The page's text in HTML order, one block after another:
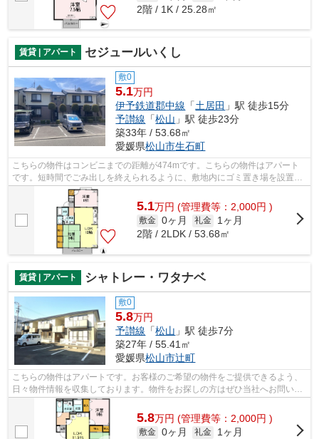
2階 / 1K / 25.28㎡
賃貸 | アパート セジュールいくし
敷0
5.1万円
伊予鉄道郡中線 「土居田 」駅 徒歩15分
予讃線 「松山 」駅 徒歩23分
築33年 / 53.68㎡
愛媛県松山市生石町
こちらの物件はコンビニまでの距離が474mです。こちらの物件はアパート
です。短時間でごみ出しを終えられるように、敷地内にゴミ置き場を設置し
ています。パソコン作業が多い方にはも...
5.1万円 (管理費等：2,000円 )
敷金 0ヶ月 礼金
1ヶ月
2階 / 2LDK / 53.68㎡
賃貸 | アパート シャトレー・ワタナベ
敷0
5.8万円
予讃線 「松山 」駅 徒歩7分
築27年 / 55.41㎡
愛媛県松山市辻町
こちらの物件はアパートです。お客様のご希望の物件をご提供できるよう、
日々物件情報を収集しております。物件をお探しの方はぜひ当社へお問い合
わせ下さい。
5.8万円 (管理費等：2,000円 )
敷金 0ヶ月 礼金
1ヶ月